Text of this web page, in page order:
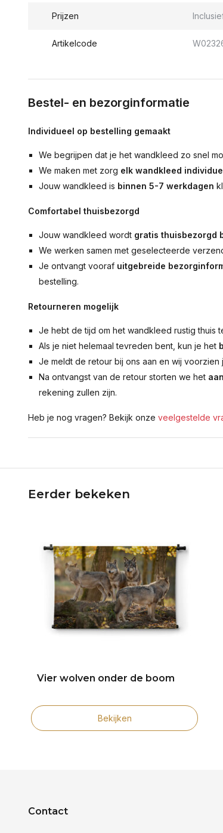
Prijzen
Artikelcode
Bestel- en bezorginformatie
Individueel op bestelling gemaakt
We begrijpen dat je het wandkleed zo snel
We maken met zorg elk wandkleed
Jouw wandkleed is binnen 5-7 werkdagen
Comfortabel thuisbezorgd
Jouw wandkleed wordt gratis thuisbezorgd
We werken samen met geselecteerde
Je ontvangt vooraf uitgebreide
bestelling.
Retourneren mogelijk
Je hebt de tijd om het wandkleed rustig thuis
Als je niet helemaal tevreden bent, kun je het
Je meldt de retour bij ons aan en wij
Na ontvangst van de retour storten we het
rekening zullen zijn.
Heb je nog vragen? Bekijk onze veelgestelde
Eerder bekeken
Vier wolven onder de boom
Bekijken
Contact